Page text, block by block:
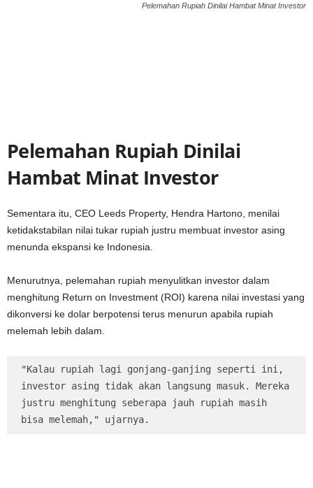
Pelemahan Rupiah Dinilai Hambat Minat Investor
Pelemahan Rupiah Dinilai
Hambat Minat Investor
Sementara itu, CEO Leeds Property, Hendra Hartono, menilai
ketidakstabilan nilai tukar rupiah justru membuat investor asing
menunda ekspansi ke Indonesia.
Menurutnya, pelemahan rupiah menyulitkan investor dalam
menghitung Return on Investment (ROI) karena nilai investasi yang
dikonversi ke dolar berpotensi terus menurun apabila rupiah
melemah lebih dalam.
"Kalau rupiah lagi gonjang-ganjing seperti ini,
investor asing tidak akan langsung masuk. Mereka
justru menghitung seberapa jauh rupiah masih
bisa melemah," ujarnya.